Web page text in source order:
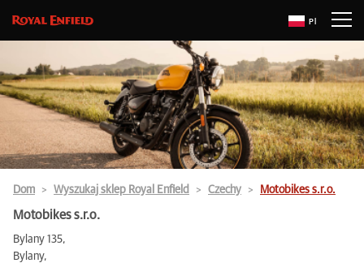
Pl
Dom Wyszukaj sklep Royal Enfield Czechy Motobikes s.r.o.
Motobikes s.r.o.
Bylany 135,
Bylany,